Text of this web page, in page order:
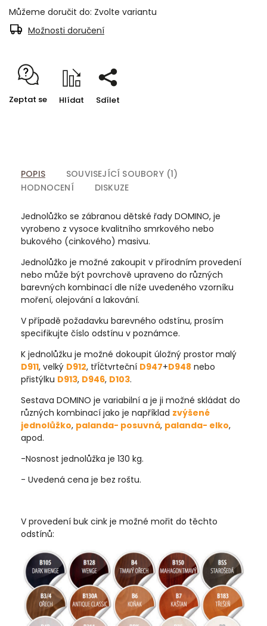
Můžeme doručit do: Zvolte variantu
Možnosti doručení
Zeptat se Hlídat Sdílet
POPIS
SOUVISEJÍCÍ SOUBORY (1)
HODNOCENÍ
DISKUZE
Jednolůžko se zábranou dětské řady DOMINO, je
vyrobeno z vysoce kvalitního smrkového nebo
bukového (cinkového) masivu.
Jednolůžko je možné zakoupit v přírodním provedení
nebo může být povrchově upraveno do různých
barevných kombinací dle níže uvedeného vzorníku
moření, olejování a lakování.
V případě požadavku barevného odstínu, prosím
specifikujte číslo odstínu v poznámce.
K jednolůžku je možné dokoupit úložný prostor malý
D911, velký D912, třÍčtvrteční D947+D948 nebo
přistýlku D913, D946, D103.
Sestava DOMINO je variabilní a je ji možné skládat do
různých kombinací jako je například zvýšené
jednolůžko, palanda- posuvná, palanda- elko,
apod.
-Nosnost jednolůžka je 130 kg.
- Uvedená cena je bez roštu.
V provedení buk cink je možné mořit do těchto
odstínů: